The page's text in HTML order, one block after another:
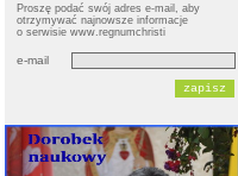
Proszę podać swój adres e-mail, aby
otrzymywać najnowsze informacje
o serwisie www.regnumchristi
e-mail